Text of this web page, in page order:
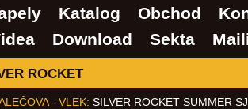
Katalog Obchod
Download Sekta
ROCKET
- VLEK: SILVER ROCKET SUMMER